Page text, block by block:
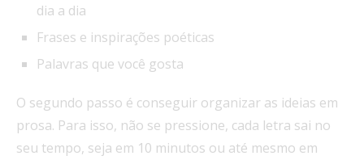
dia a dia
Frases e inspirações poéticas
Palavras que você gosta
O segundo passo é conseguir organizar as ideias em
prosa. Para isso, não se pressione, cada letra sai no
seu tempo, seja em 10 minutos ou até mesmo em